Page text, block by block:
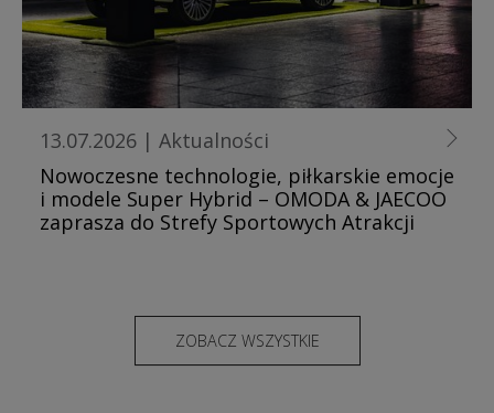
13.07.2026 | Aktualności
Nowoczesne technologie, piłkarskie emocje
i modele Super Hybrid – OMODA & JAECOO
zaprasza do Strefy Sportowych Atrakcji
ZOBACZ WSZYSTKIE